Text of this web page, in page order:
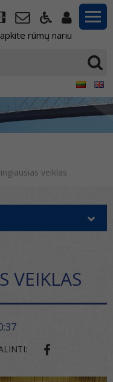
rūmų nariu
veiklas
VEIKLAS